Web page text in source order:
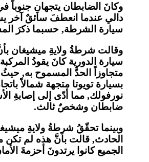
وكانَ الضابطان يتجهانِ
دالي عندما انعطفَ سائقٌ آخر
سيارة الشرطة, حسبما ذكرَ
وقالت شرطةُ ولايةِ ميشيغان
سيارة الدورية كانَ يقودُ
متجاوزاً الحدَّ المسموح به,
بسيارة تويوتا متجهة شمالاً
نورفولك, مما أدّى إلى إصابةِ
ضابطان وشخصٌ ثالث.
وبينما تحقّقُ شرطةُ ولايةِ
الحادث, قالت بأنَّ هذه لم تكن
الجميع كانوا يرتدونَ أحزمةَ